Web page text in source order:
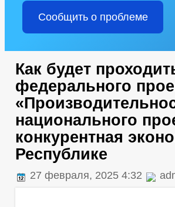
Сообщить о проблеме
Как будет
федерального
национального
конкурентная
Республике
27 февраля, 2025 4:32